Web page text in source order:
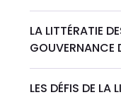
LA LITTÉRATIE
GOUVERNANCE
LES DÉFIS DE LA